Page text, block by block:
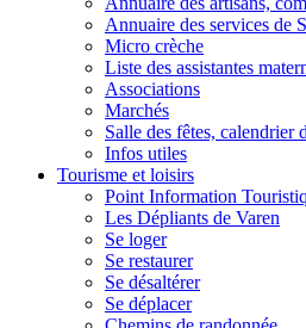
Annuaire des services de
Micro crèche
Liste des assistantes
Associations
Marchés
Salle des fêtes, calendrier
Infos utiles
Tourisme et loisirs
Point Information
Les Dépliants de Varen
Se loger
Se restaurer
Se désaltérer
Se déplacer